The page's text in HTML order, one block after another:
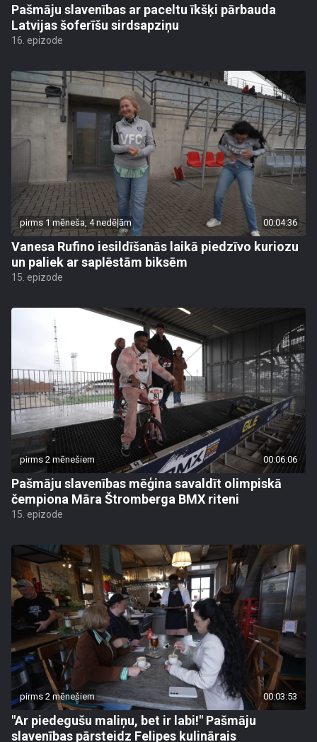
Pašmāju slavenības ar paceltu īkšķi pārbauda
Latvijas šoferīšu sirdsapziņu
16. epizode
pirms 1 mēneša, 4 nedēļām 00:04:36
Vanesa Rufino iesildīšanās laikā piedzīvo kuriozu
un paliek ar saplēstām biksēm
15. epizode
pirms 2 mēnešiem 00:06:06
Pašmāju slavenības mēģina savaldīt olimpiskā
čempiona Māra Štromberga BMX riteni
15. epizode
pirms 2 mēnešiem 00:03:53
"Ar piedegušu maliņu, bet ir labi!" Pašmāju
slavenības pārsteidz Felipes kulinārais